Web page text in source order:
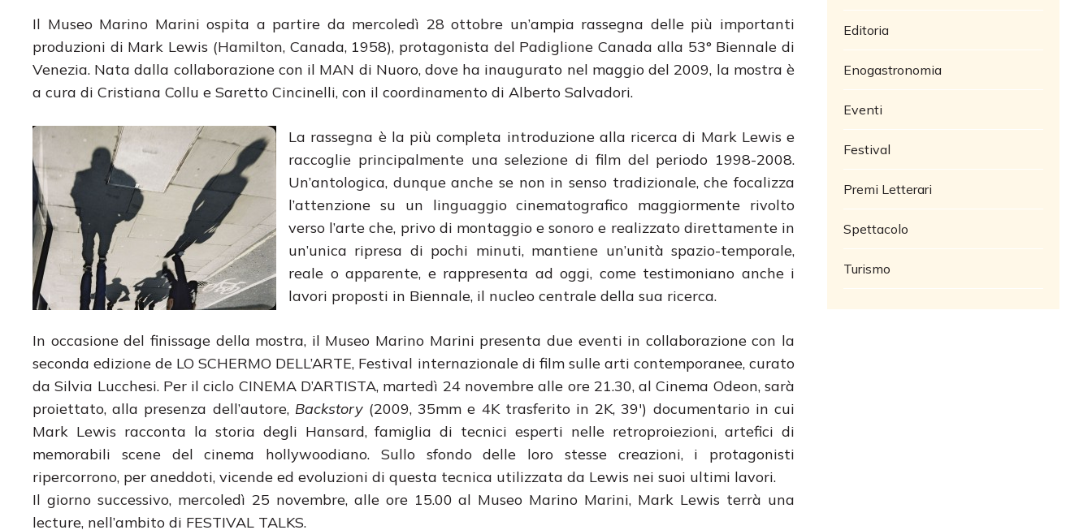
Il Museo Marino Marini ospita a partire da mercoledì 28 ottobre un’ampia rassegna delle più importanti
produzioni di Mark Lewis (Hamilton, Canada, 1958), protagonista del Padiglione Canada alla 53° Biennale di
Venezia. Nata dalla collaborazione con il MAN di Nuoro, dove ha inaugurato nel maggio del 2009, la mostra è
a cura di Cristiana Collu e Saretto Cincinelli, con il coordinamento di Alberto Salvadori.
La rassegna è la più completa introduzione alla ricerca di Mark Lewis e
raccoglie principalmente una selezione di film del periodo 1998-2008.
Un’antologica, dunque anche se non in senso tradizionale, che focalizza
l’attenzione su un linguaggio cinematografico maggiormente rivolto
verso l’arte che, privo di montaggio e sonoro e realizzato direttamente in
un’unica ripresa di pochi minuti, mantiene un’unità spazio-temporale,
reale o apparente, e rappresenta ad oggi, come testimoniano anche i
lavori proposti in Biennale, il nucleo centrale della sua ricerca.
In occasione del finissage della mostra, il Museo Marino Marini presenta due eventi in collaborazione con la
seconda edizione de LO SCHERMO DELL’ARTE, Festival internazionale di film sulle arti contemporanee, curato
da Silvia Lucchesi. Per il ciclo CINEMA D’ARTISTA, martedì 24 novembre alle ore 21.30, al Cinema Odeon, sarà
proiettato, alla presenza dell’autore, Backstory(2009, 35mm e 4K trasferito in 2K, 39′) documentario in cui
Mark Lewis racconta la storia degli Hansard, famiglia di tecnici esperti nelle retroproiezioni, artefici di
memorabili scene del cinema hollywoodiano. Sullo sfondo delle loro stesse creazioni, i protagonisti
ripercorrono, per aneddoti, vicende ed evoluzioni di questa tecnica utilizzata da Lewis nei suoi ultimi lavori.
Il giorno successivo, mercoledì 25 novembre, alle ore 15.00 al Museo Marino Marini, Mark Lewis terrà una
lecture, nell’ambito di FESTIVAL TALKS.
Editoria
Enogastronomia
Eventi
Festival
Premi Letterari
Spettacolo
Turismo